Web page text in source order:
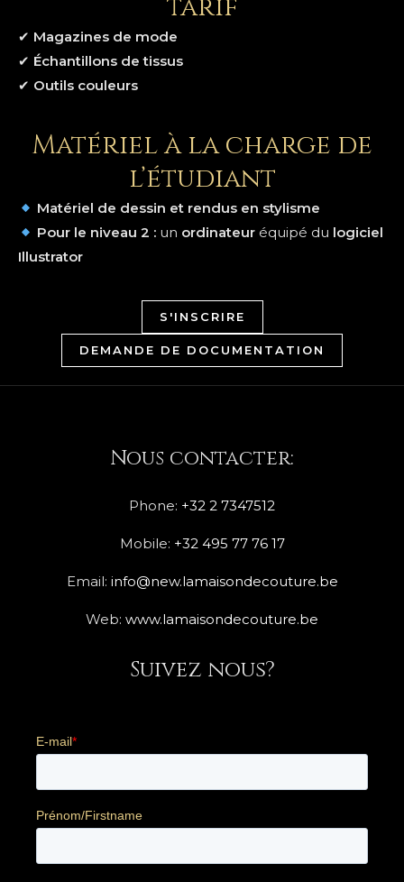
tarif
✔ Magazines de mode
✔ Échantillons de tissus
✔ Outils couleurs
Matériel à la charge de
l’étudiant
Matériel de dessin et rendus en stylisme
Pour le niveau 2 : un ordinateur équipé du logiciel
Illustrator
S'INSCRIRE
DEMANDE DE DOCUMENTATION
Nous contacter:
Phone: +32 2 7347512
Mobile: +32 495 77 76 17
Email: info@new.lamaisondecouture.be
Web: www.lamaisondecouture.be
Suivez nous?